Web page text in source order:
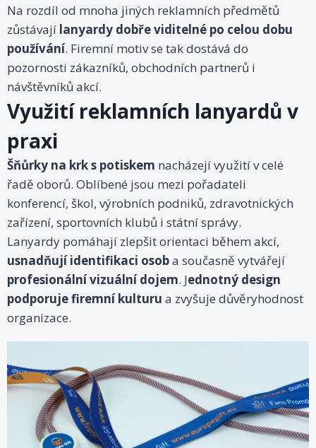
Na rozdíl od mnoha jiných reklamních předmětů
zůstávají lanyardy dobře viditelné po celou dobu
používání. Firemní motiv se tak dostává do
pozornosti zákazníků, obchodních partnerů i
návštěvníků akcí.
Využití reklamních lanyardů v
praxi
Šňůrky na krk s potiskem nacházejí využití v celé
řadě oborů. Oblíbené jsou mezi pořadateli
konferencí, škol, výrobních podniků, zdravotnických
zařízení, sportovních klubů i státní správy.
Lanyardy pomáhají zlepšit orientaci během akcí,
usnadňují identifikaci osoba současně vytvářejí
profesionální vizuální dojem. Jednotný design
podporuje firemní kulturu a zvyšuje důvěryhodnost
organizace.